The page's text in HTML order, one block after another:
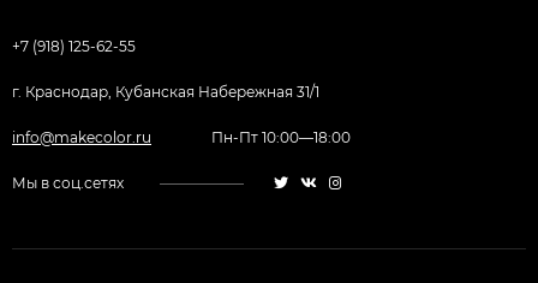
+7 (918) 125-62-55
г. Краснодар, Кубанская Набережная 31/1
info@makecolor.ru Пн-Пт 10:00—18:00
Мы в соц.сетях